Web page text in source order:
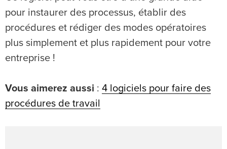
pour instaurer des processus, établir des
procédures et rédiger des modes opératoires
plus simplement et plus rapidement pour votre
entreprise !
Vous aimerez aussi : 4 logiciels pour faire des
procédures de travail